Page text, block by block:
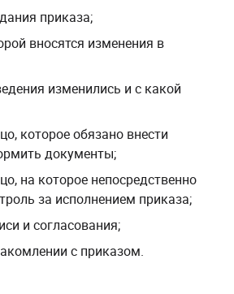
приказа;
вносятся изменения в
изменились и с какой
которое обязано внести
документы;
на которое непосредственно
за исполнением приказа;
и согласования;
с приказом.